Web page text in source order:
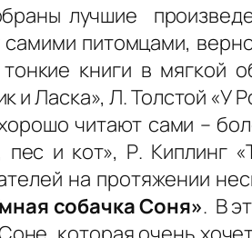
лучшие
питомцами,
книги в
и Ласка», Л. Толстой
читают сами –
и кот», Р. Киплинг
на протяжении
собачка Соня». В